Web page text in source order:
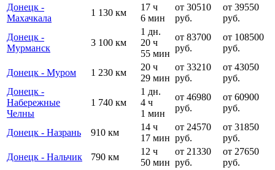
Донецк -
Махачкала
1 130 км
17 ч
6 мин
от 30510
руб.
от 39550
руб.
Донецк -
Мурманск
3 100 км
1 дн.
20 ч
55 мин
от 83700
руб.
от 108500
руб.
Донецк - Муром 1 230 км
20 ч
29 мин
от 33210
руб.
от 43050
руб.
Донецк -
Набережные
Челны
1 740 км
1 дн.
4 ч
1 мин
от 46980
руб.
от 60900
руб.
Донецк - Назрань 910 км
14 ч
17 мин
от 24570
руб.
от 31850
руб.
Донецк - Нальчик
790 км
12 ч
50 мин
от 21330
руб.
от 27650
руб.